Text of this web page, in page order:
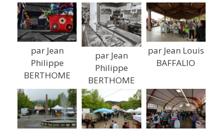
par Jean
Philippe
BERTHOME
par Jean
Philippe
BERTHOME
par Jean Louis
BAFFALIO